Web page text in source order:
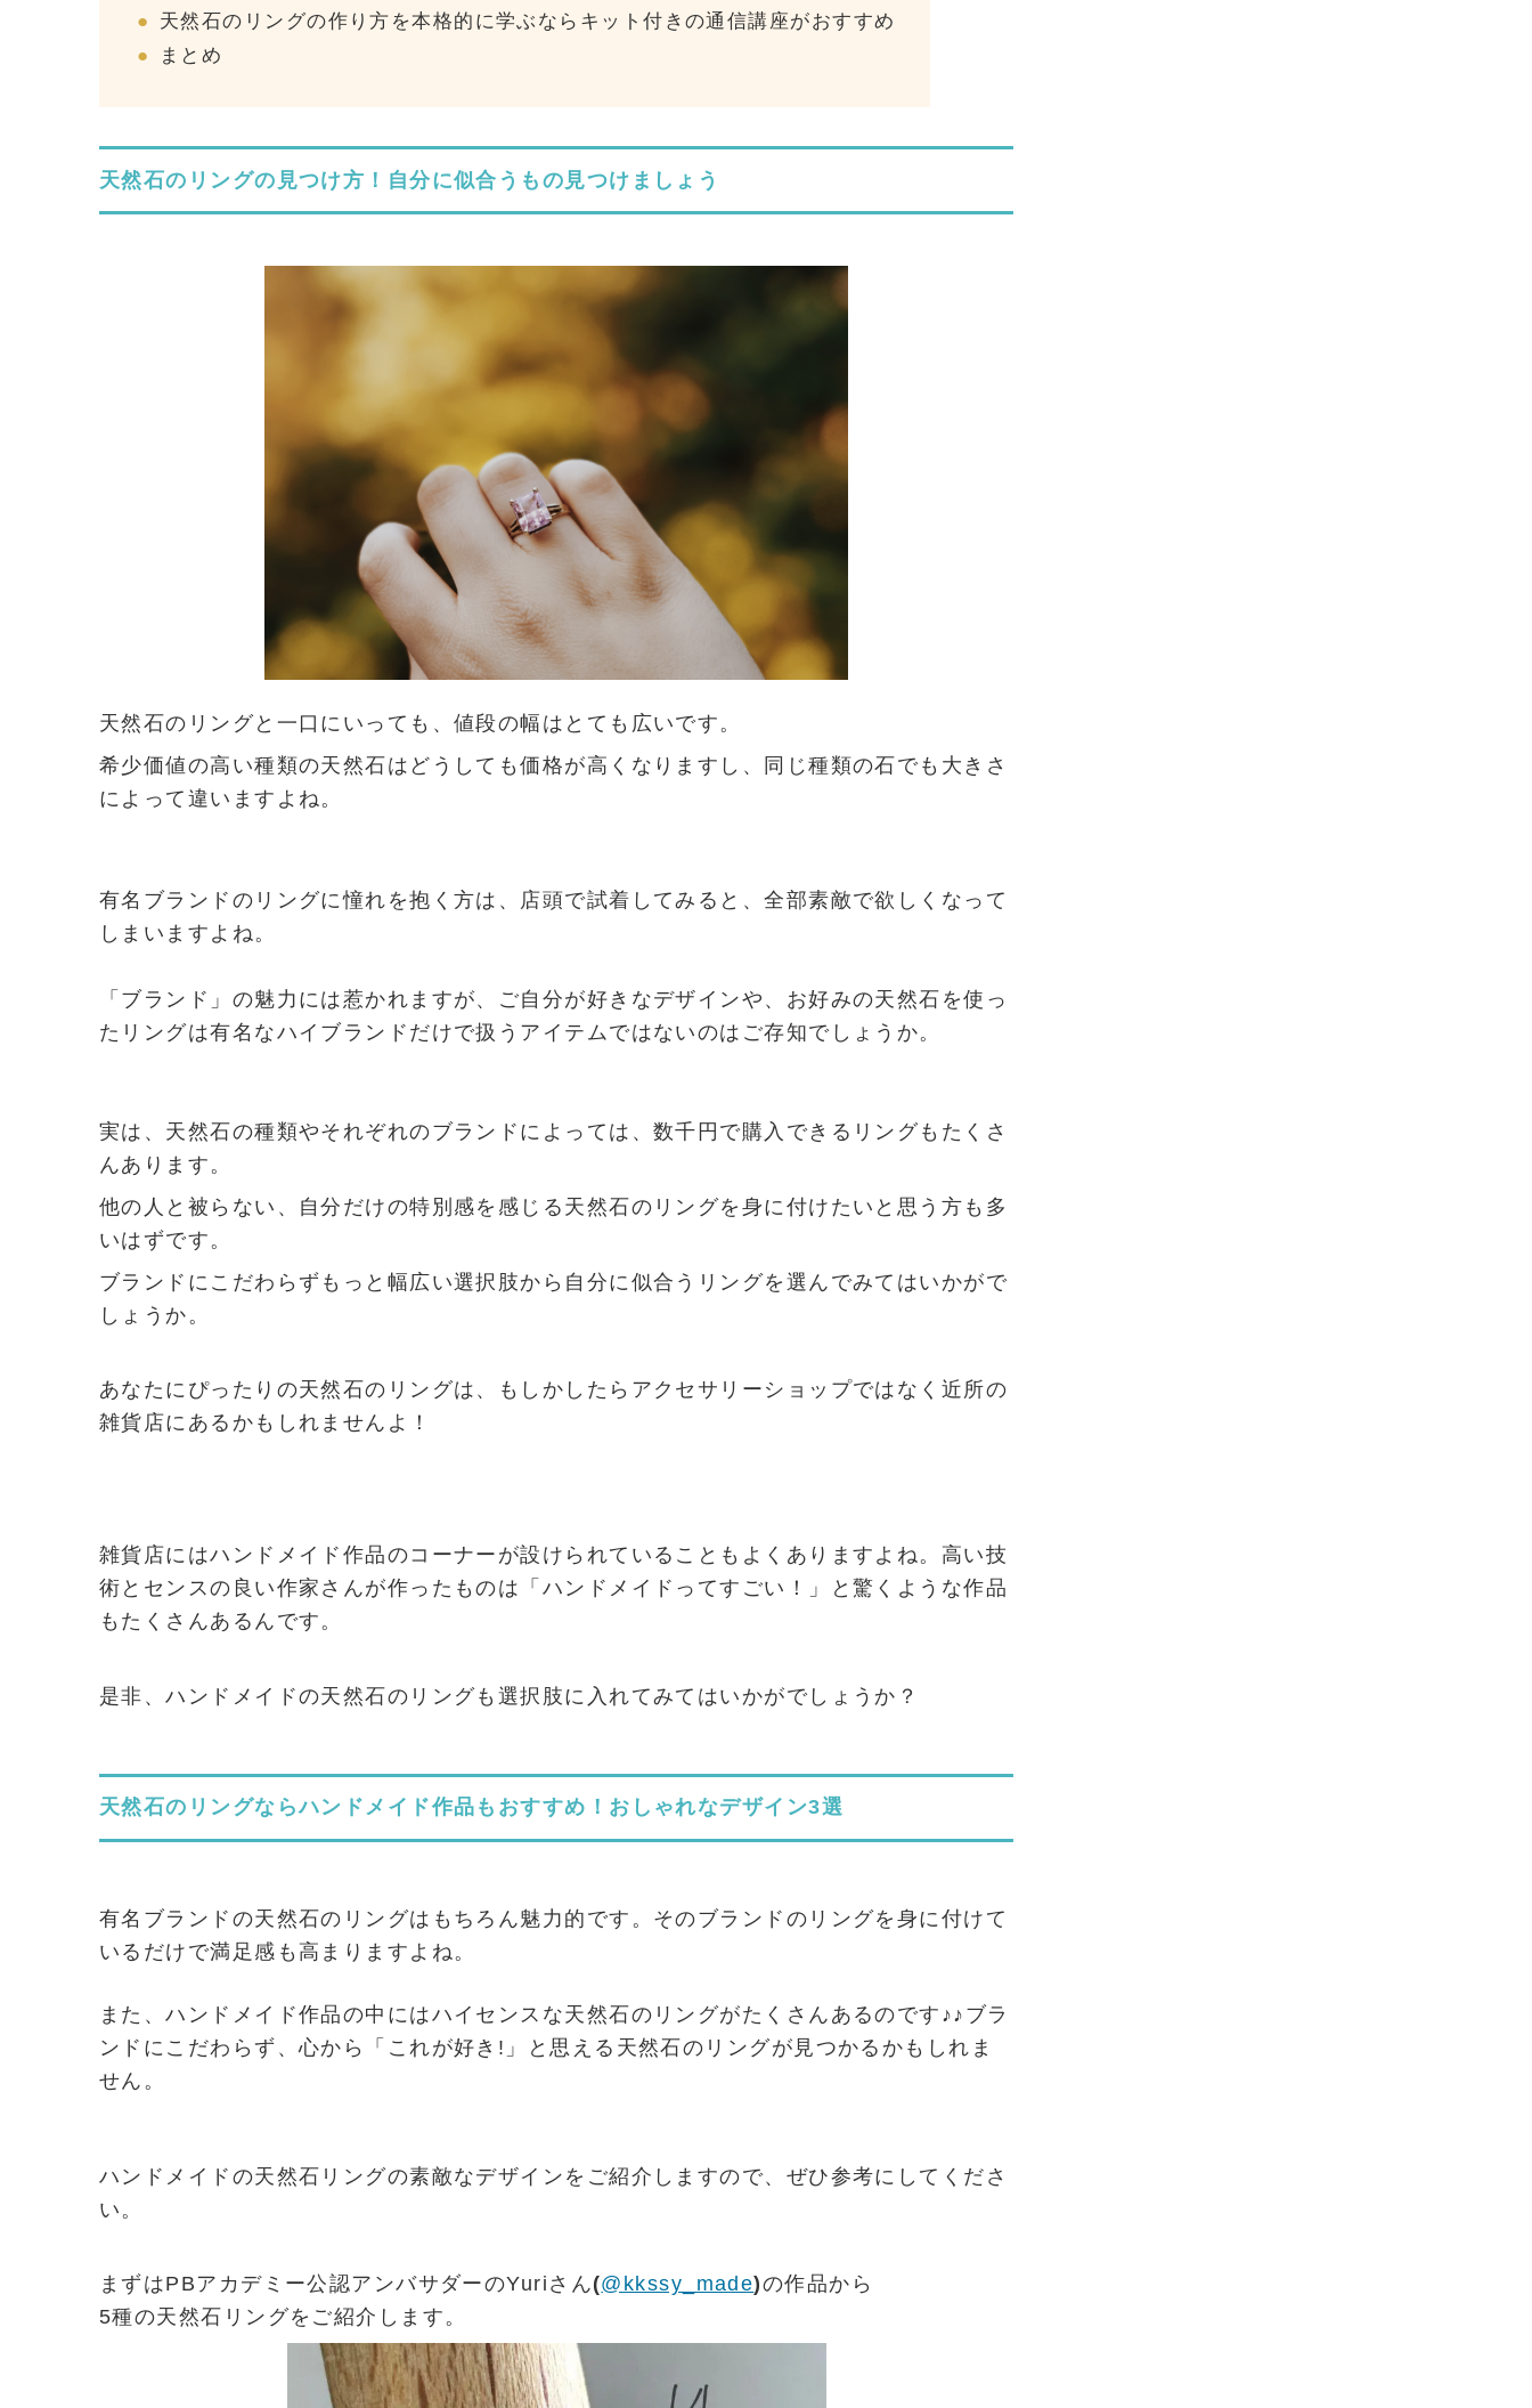
天然石のリングの作り方を本格的に学ぶならキット付きの通信講座がおすすめ
まとめ
天然石のリングの見つけ方！自分に似合うもの見つけましょう
天然石のリングと一口にいっても、値段の幅はとても広いです。
希少価値の高い種類の天然石はどうしても価格が高くなりますし、同じ種類の石でも大きさ
によって違いますよね。
有名ブランドのリングに憧れを抱く方は、店頭で試着してみると、全部素敵で欲しくなって
しまいますよね。
「ブランド」の魅力には惹かれますが、ご自分が好きなデザインや、お好みの天然石を使っ
たリングは有名なハイブランドだけで扱うアイテムではないのはご存知でしょうか。
実は、天然石の種類やそれぞれのブランドによっては、数千円で購入できるリングもたくさ
んあります。
他の人と被らない、自分だけの特別感を感じる天然石のリングを身に付けたいと思う方も多
いはずです。
ブランドにこだわらずもっと幅広い選択肢から自分に似合うリングを選んでみてはいかがで
しょうか。
あなたにぴったりの天然石のリングは、もしかしたらアクセサリーショップではなく近所の
雑貨店にあるかもしれませんよ！
雑貨店にはハンドメイド作品のコーナーが設けられていることもよくありますよね。高い技
術とセンスの良い作家さんが作ったものは「ハンドメイドってすごい！」と驚くような作品
もたくさんあるんです。
是非、ハンドメイドの天然石のリングも選択肢に入れてみてはいかがでしょうか？
天然石のリングならハンドメイド作品もおすすめ！おしゃれなデザイン3選
有名ブランドの天然石のリングはもちろん魅力的です。そのブランドのリングを身に付けて
いるだけで満足感も高まりますよね。
また、ハンドメイド作品の中にはハイセンスな天然石のリングがたくさんあるのです♪♪ブラ
ンドにこだわらず、心から「これが好き!」と思える天然石のリングが見つかるかもしれま
せん。
ハンドメイドの天然石リングの素敵なデザインをご紹介しますので、ぜひ参考にしてくださ
い。
まずはPBアカデミー公認アンバサダーのYuriさん(@ kkssy_made)の作品から
5種の天然石リングをご紹介します。